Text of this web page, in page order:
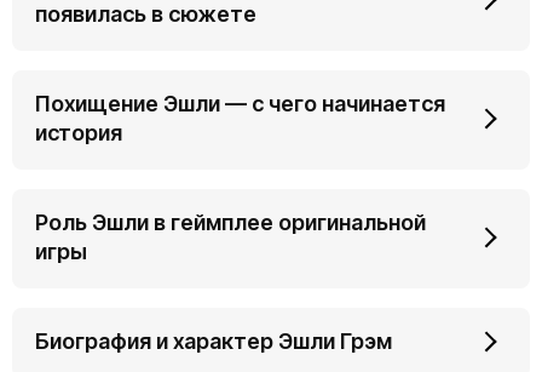
появилась в сюжете
Похищение Эшли — с чего начинается
история
Роль Эшли в геймплее оригинальной
игры
Биография и характер Эшли Грэм